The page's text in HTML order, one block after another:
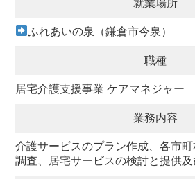
就業場所
ふれあいの泉（鎌倉市今泉）
職種
居宅介護支援事業 ケアマネジャー
業務内容
介護サービスのプラン作成、各市
調査、居宅サービスの検討と提供